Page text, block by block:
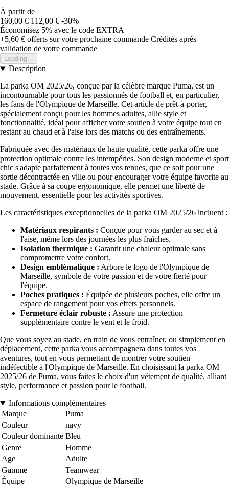
À partir de
160,00 € 112,00 € -30%
Économisez 5% avec le code EXTRA
+5,60 € offerts sur votre prochaine commande Crédités après
validation de votre commande
Loading...
Description
La parka OM 2025/26, conçue par la célèbre marque Puma, est un
incontournable pour tous les passionnés de football et, en particulier,
les fans de l'Olympique de Marseille. Cet article de prêt-à-porter,
spécialement conçu pour les hommes adultes, allie style et
fonctionnalité, idéal pour afficher votre soutien à votre équipe tout en
restant au chaud et à l'aise lors des matchs ou des entraînements.
Fabriquée avec des matériaux de haute qualité, cette parka offre une
protection optimale contre les intempéries. Son design moderne et sport
chic s'adapte parfaitement à toutes vos tenues, que ce soit pour une
sortie décontractée en ville ou pour encourager votre équipe favorite au
stade. Grâce à sa coupe ergonomique, elle permet une liberté de
mouvement, essentielle pour les activités sportives.
Les caractéristiques exceptionnelles de la parka OM 2025/26 incluent :
Matériaux respirants : Conçue pour vous garder au sec et à
l'aise, même lors des journées les plus fraîches.
Isolation thermique : Garantit une chaleur optimale sans
compromettre votre confort.
Design emblématique : Arbore le logo de l'Olympique de
Marseille, symbole de votre passion et de votre fierté pour
l'équipe.
Poches pratiques : Équipée de plusieurs poches, elle offre un
espace de rangement pour vos effets personnels.
Fermeture éclair robuste : Assure une protection
supplémentaire contre le vent et le froid.
Que vous soyez au stade, en train de vous entraîner, ou simplement en
déplacement, cette parka vous accompagnera dans toutes vos
aventures, tout en vous permettant de montrer votre soutien
indéfectible à l'Olympique de Marseille. En choisissant la parka OM
2025/26 de Puma, vous faites le choix d'un vêtement de qualité, alliant
style, performance et passion pour le football.
Informations complémentaires
Marque
Puma
Couleur
navy
Couleur dominante Bleu
Genre
Homme
Age
Adulte
Gamme
Teamwear
Équipe
Olympique de Marseille